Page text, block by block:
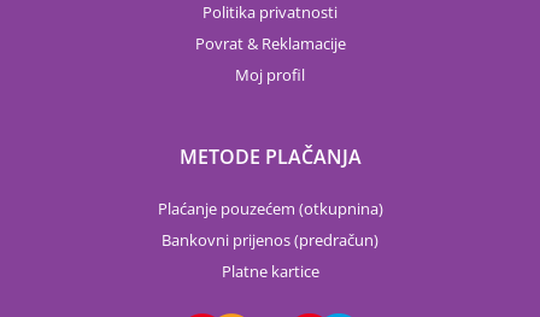
Politika privatnosti
Povrat & Reklamacije
Moj profil
METODE PLAČANJA
Plaćanje pouzećem (otkupnina)
Bankovni prijenos (predračun)
Platne kartice